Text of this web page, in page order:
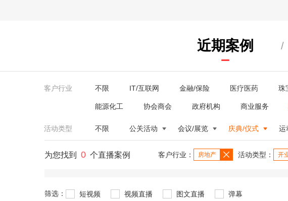
近期案例 /
客户行业 不限 IT/互联网 金融/保险 医疗医药 珠
能源化工 协会商会 政府机构 商业服务
活动类型 不限 公关活动 会议/展览 庆典/仪式 运
为您找到 0 个直播案例 客户行业： 房地产 活动类型： 开
筛选： 短视频 视频直播 图文直播 弹幕